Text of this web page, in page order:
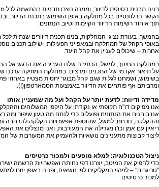
בנינו תבנית בסיסית לדיוור, וממנה נוצרו תבניות בהתאמה
הקשר הרלוונטיים בכל מחלקה באופן השימוש בתכנת הדיוור,
תוך איחוד רשימות הדיוור הקיימות וטיוב הנתונים.
בהמשך, בעזרת נציגי המחלקות, בנינו תכנית דיוורים שנתית
באופי הקהל של המחלקה ובמאפייני הפעילות, ושילוב תכנים
אחרות – שיכולים לעניין את קהל היעד.
במחלקת החינוך, למשל, הכתיבה שלנו העבירה את הדגש אל
על תיאור אקדמי של התכנים ומרצים. במחלקת המוזיקה ערכנו
בשימוש, ושמחנו לגלות שגם קהל מבוגר יחסית מצטיין באחוזי
ומרביתם אף פותחים את הדיוור באמצעות הסמארטפון(!).
מדידה ודיווח: לדעת יותר על הקהל ועל מה שמעניין אותו
אנו מפיקים דו"ח תקופתי או נקודתי על היקפי המשלוחים
אנו בוחנים את הנתונים ופועלים כדי לנתח מה טעון שיפור ומה
וההקלקה; נוכחנו, למשל, שהוספת אפשרויות הקלקה להרחבה גם
ריאיון עם אמן וכו') מגדילה את המעורבות, ואנו מנצלים את
ליצור קבוצות מתעניינים נושאיות ולהעמיק את המעורבות של
ניצול הטכנולוגיה: למלא מופעים ולמכור כרטיסים
כדי להפיק את המיטב, יצרנו דפי נחיתה ואפשרויות הרשמה ישירה
"טריגרים" – לזיהוי המקליקים לפי נושאים, ופנינו באופן יזום
למכור כרטיסים.